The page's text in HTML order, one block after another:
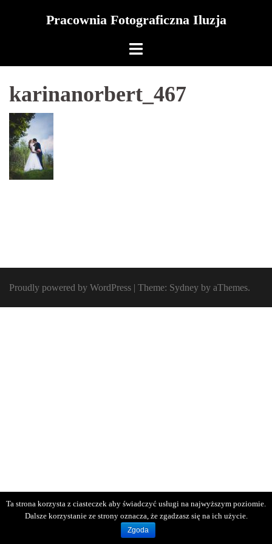
Pracownia Fotograficzna Iluzja
karinanorbert_467
Proudly powered by WordPress | Theme: Sydney by aThemes.
Ta strona korzysta z ciasteczek aby świadczyć usługi na najwyższym poziomie.
Dalsze korzystanie ze strony oznacza, że zgadzasz się na ich użycie.
Zgoda